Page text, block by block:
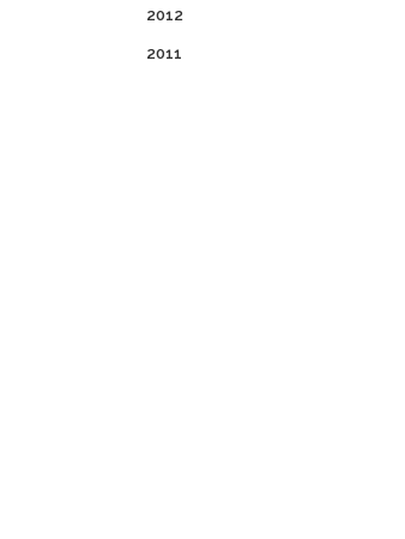
2012
2011